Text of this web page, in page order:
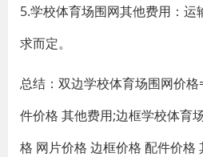
5.学校体育场围网其他费用：运
求而定。
总结：双边学校体育场围网价
件价格 其他费用;边框学校体育
格 网片价格 边框价格 配件价格